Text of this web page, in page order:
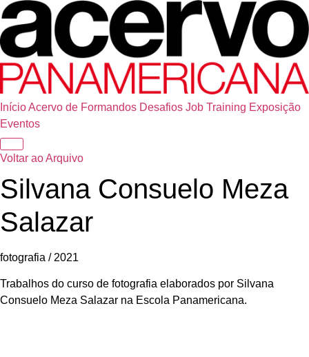
InícioAcervo de Formandos Desafios Job Training Exposição
Eventos
Voltar ao Arquivo
Silvana Consuelo Meza
Salazar
fotografia / 2021
Trabalhos do curso de fotografia elaborados por Silvana
Consuelo Meza Salazar na Escola Panamericana.